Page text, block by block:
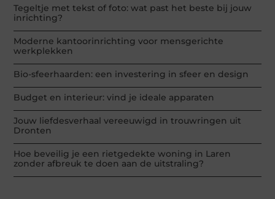
Tegeltje met tekst of foto: wat past het beste bij jouw
inrichting?
Moderne kantoorinrichting voor mensgerichte
werkplekken
Bio-sfeerhaarden: een investering in sfeer en design
Budget en interieur: vind je ideale apparaten
Jouw liefdesverhaal vereeuwigd in trouwringen uit
Dronten
Hoe beveilig je een rietgedekte woning in Laren
zonder afbreuk te doen aan de uitstraling?